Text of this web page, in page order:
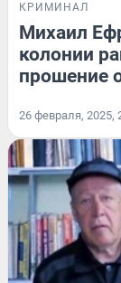
КРИМИНАЛ
Михаил
колонии
прошение
26 февраля, 2025,